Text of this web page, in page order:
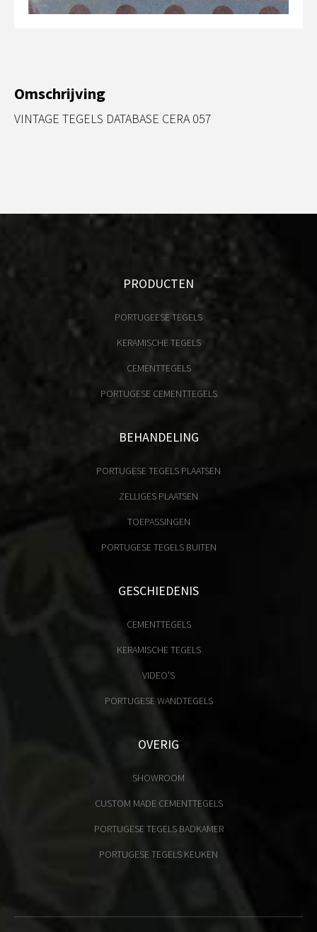
Omschrijving
VINTAGE TEGELS DATABASE CERA 057
PRODUCTEN
PORTUGEESE TEGELS
KERAMISCHE TEGELS
CEMENTTEGELS
PORTUGESE CEMENTTEGELS
BEHANDELING
PORTUGESE TEGELS PLAATSEN
ZELLIGES PLAATSEN
TOEPASSINGEN
PORTUGESE TEGELS BUITEN
GESCHIEDENIS
CEMENTTEGELS
KERAMISCHE TEGELS
VIDEO'S
PORTUGESE WANDTEGELS
OVERIG
SHOWROOM
CUSTOM MADE CEMENTTEGELS
PORTUGESE TEGELS BADKAMER
PORTUGESE TEGELS KEUKEN